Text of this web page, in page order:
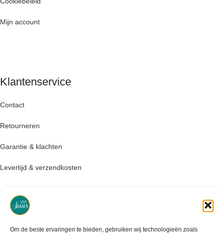
Om de beste ervaringen te bieden, gebruiken wij technologieën zoals
Mijn account
Klantenservice
Contact
Retourneren
Garantie & klachten
Levertijd & verzendkosten